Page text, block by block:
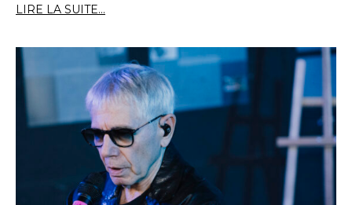
LIRE LA SUITE...